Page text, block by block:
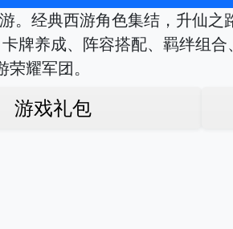
。经典西游角色集结，升仙
牌养成、阵容搭配、羁绊组
耀军团。
游戏礼包